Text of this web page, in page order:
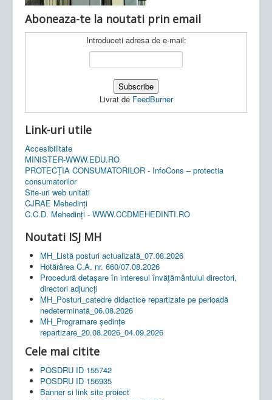
Aboneaza-te la noutati prin email
Introduceti adresa de e-mail:
Livrat de FeedBurner
Link-uri utile
Accesibilitate
MINISTER-WWW.EDU.RO
PROTECȚIA CONSUMATORILOR - InfoCons – protectia
consumatorilor
Site-uri web unitati
CJRAE Mehedinți
C.C.D. Mehedinţi - WWW.CCDMEHEDINTI.RO
Noutati ISJ MH
MH_Listă posturi actualizată_07.08.2026
Hotărârea C.A. nr. 660/07.08.2026
Procedură detașare în interesul învățământului directori,
directori adjuncți
MH_Posturi_catedre didactice repartizate pe perioadă
nedeterminată_06.08.2026
MH_Programare ședințe
repartizare_20.08.2026_04.09.2026
Cele mai citite
POSDRU ID 155742
POSDRU ID 156935
Banner si link site proiect